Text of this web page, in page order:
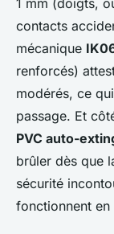
contacts
mécanique
renforcés)
modérés, ce
passage. Et
PVC auto-
brûler dès que
sécurité
fonctionnent en